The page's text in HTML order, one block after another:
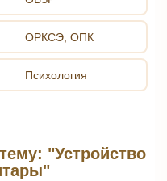
ОРКСЭ, ОПК
Психология
"Устройство